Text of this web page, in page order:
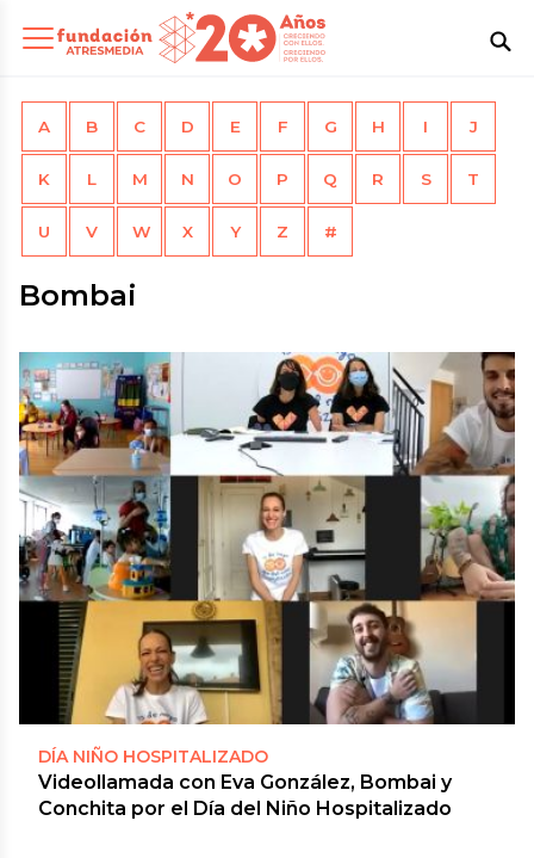
A B C D E F G H I J
K L M N O P Q R S T
U V W X Y Z #
Bombai
DÍA NIÑO HOSPITALIZADO
Videollamada con Eva González, Bombai y
Conchita por el Día del Niño Hospitalizado